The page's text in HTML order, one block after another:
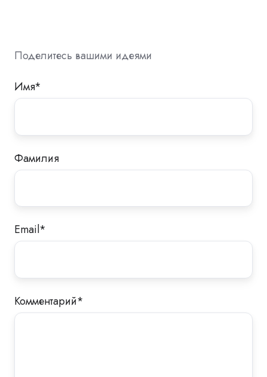
Поделитесь вашими идеями
Имя*
Фамилия
Email*
Комментарий*